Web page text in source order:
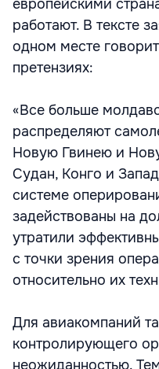
европейскими
работают. В тексте
одном месте
претензиях:
«Все больше
распределяют
Новую Гвинею и
Судан, Конго и
системе
задействованы на
утратили
с точки зрения
относительно их
Для авиакомпаний
контролирующего
неожиданностью.